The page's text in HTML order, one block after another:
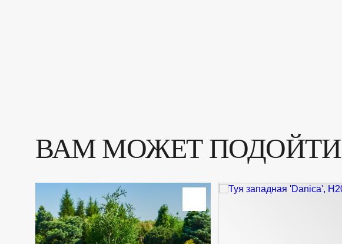
ВАМ МОЖЕТ ПОДОЙТИ